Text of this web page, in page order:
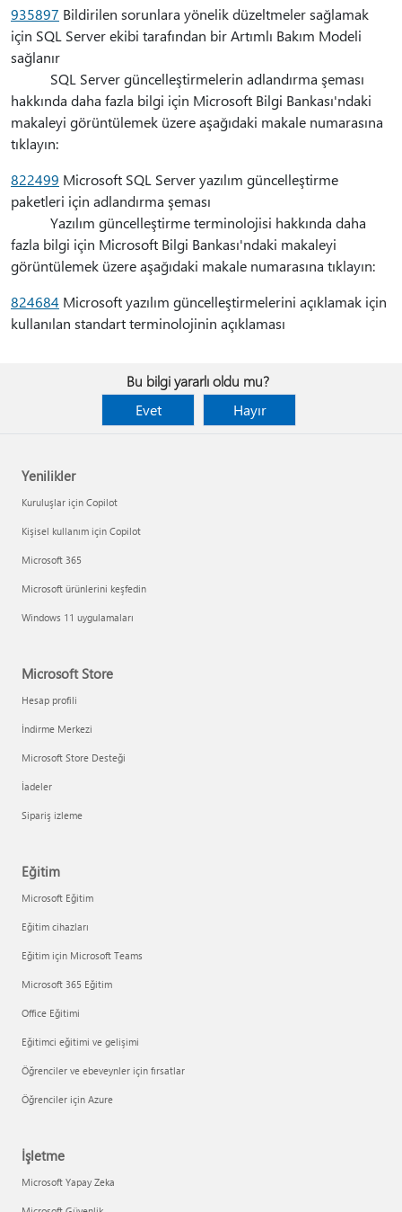
935897 Bildirilen sorunlara yönelik düzeltmeler sağlamak
için SQL Server ekibi tarafından bir Artımlı Bakım Modeli
sağlanır
SQL Server güncelleştirmelerin adlandırma şeması
hakkında daha fazla bilgi için Microsoft Bilgi Bankası'ndaki
makaleyi görüntülemek üzere aşağıdaki makale numarasına
tıklayın:
822499 Microsoft SQL Server yazılım güncelleştirme
paketleri için adlandırma şeması
Yazılım güncelleştirme terminolojisi hakkında daha
fazla bilgi için Microsoft Bilgi Bankası'ndaki makaleyi
görüntülemek üzere aşağıdaki makale numarasına tıklayın:
824684 Microsoft yazılım güncelleştirmelerini açıklamak için
kullanılan standart terminolojinin açıklaması
Bu bilgi yararlı oldu mu?
Evet
Hayır
Yenilikler
Kuruluşlar için Copilot
Kişisel kullanım için Copilot
Microsoft 365
Microsoft ürünlerini keşfedin
Windows 11 uygulamaları
Microsoft Store
Hesap profili
İndirme Merkezi
Microsoft Store Desteği
İadeler
Sipariş izleme
Eğitim
Microsoft Eğitim
Eğitim cihazları
Eğitim için Microsoft Teams
Microsoft 365 Eğitim
Office Eğitimi
Eğitimci eğitimi ve gelişimi
Öğrenciler ve ebeveynler için fırsatlar
Öğrenciler için Azure
İşletme
Microsoft Yapay Zeka